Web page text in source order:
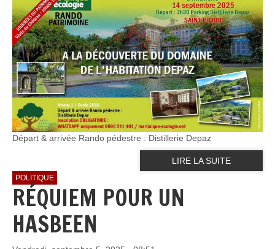
Départ & arrivée Rando pédestre : Distillerie Depaz
LIRE LA SUITE
POLITIQUE
RÉQUIEM POUR UN
HASBEEN